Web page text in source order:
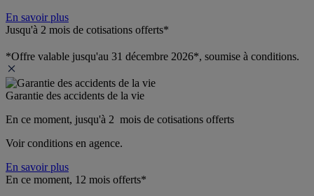
En savoir plus
Jusqu'à 2 mois de cotisations offerts*
*Offre valable jusqu'au 31 décembre 2026*, soumise à conditions.
Garantie des accidents de la vie
En ce moment, jusqu'à 2  mois de cotisations offerts
Voir conditions en agence.
En savoir plus
En ce moment, 12 mois offerts*